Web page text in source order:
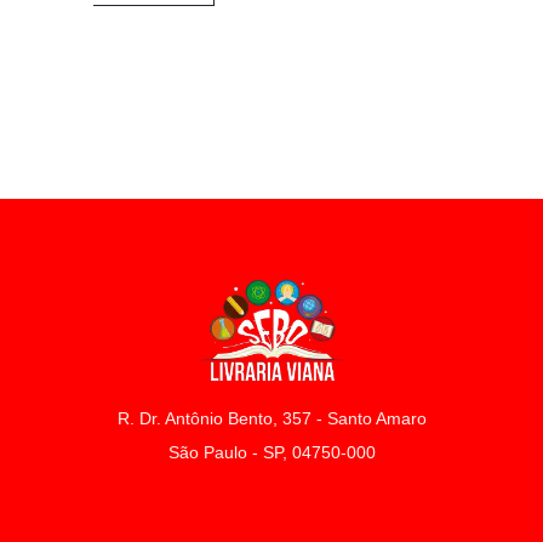
R. Dr. Antônio Bento, 357 - Santo Amaro
São Paulo - SP, 04750-000